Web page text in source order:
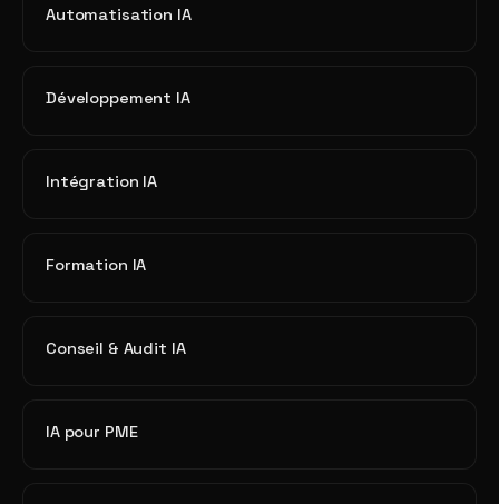
Automatisation IA
Développement IA
Intégration IA
Formation IA
Conseil & Audit IA
IA pour PME